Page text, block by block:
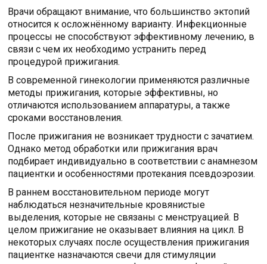
Врачи обращают внимание, что большинство эктопий
относится к осложнённому варианту. Инфекционные
процессы не способствуют эффективному лечению, в
связи с чем их необходимо устранить перед
процедурой прижигания.
В современной гинекологии применяются различные
методы прижигания, которые эффективны, но
отличаются использованием аппаратуры, а также
сроками восстановления.
После прижигания не возникает трудности с зачатием.
Однако метод обработки или прижигания врач
подбирает индивидуально в соответствии с анамнезом
пациентки и особенностями протекания псевдоэрозии.
В раннем восстановительном периоде могут
наблюдаться незначительные кровянистые
выделения, которые не связаны с менструацией. В
целом прижигание не оказывает влияния на цикл. В
некоторых случаях после осуществления прижигания
пациентке назначаются свечи для стимуляции